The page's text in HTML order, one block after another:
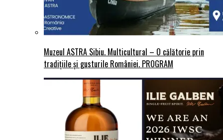
Muzeul ASTRA Sibiu. Multicultural – O călătorie prin
tradițiile și gusturile României. PROGRAM